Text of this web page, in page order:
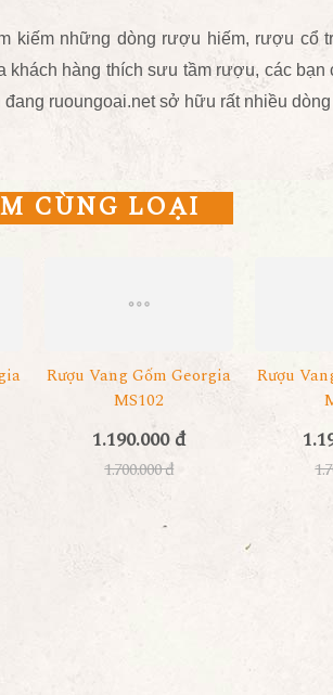
kiếm những dòng rượu hiếm, rượu cổ
khách hàng thích sưu tầm rượu, các
ruoungoai.net sở hữu rất nhiều
CÙNG LOẠI
Rượu Vang Gốm Georgia
MS102
1.190.000 đ
1.700.000 đ
Rượu